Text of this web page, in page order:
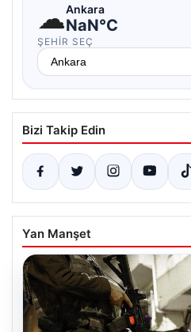
☁Ankara
NaN°C
ŞEHIR SEÇ
Bizi Takip Edin
Yan Manşet